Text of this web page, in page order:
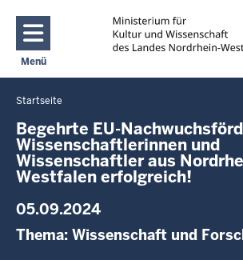
Direkt zum Inhalt
Menü
Navigation aktivieren/deaktivieren: Main Menu
Sie
befinden
sich
hier
Startseite
Begehrte EU-
Wissenschaftlerinnen und
Wissenschaftler aus
Westfalen erfolgreich!
05.09.2024
Thema: Wissenschaft und